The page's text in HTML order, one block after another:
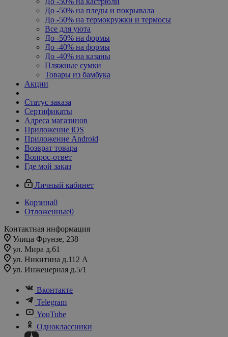
До -50% на пледы и покрывала
До -50% на термокружки и термосы
Все для уюта
До -50% на формы
До -40% на формы
До -40% на казаны
Пляжные сумки
Товары из бамбука
Акции
Статус заказа
Сертификаты
Адреса магазинов
Приложение iOS
Приложение Android
Возврат товара
Вопрос-ответ
Где мой заказ
Личный кабинет
Корзина0
Отложенные0
Контактная информация
Улица Фрунзе, 238​
ул. Мира д.61
ул. Никитина д.112 А
ул. Инженерная д.5/1
Вконтакте
Telegram
YouTube
Одноклассники